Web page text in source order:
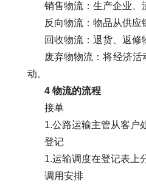
销售物流：生产企业、
反向物流：物品从供应
回收物流：退货、返修
废弃物物流：将经济
动。
4 物流的流程
接单
1.公路运输主管从客户
登记
1.运输调度在登记表上
调用安排